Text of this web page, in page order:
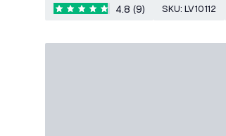
4.8 score sterren4.8 (9) SKU: LV10112